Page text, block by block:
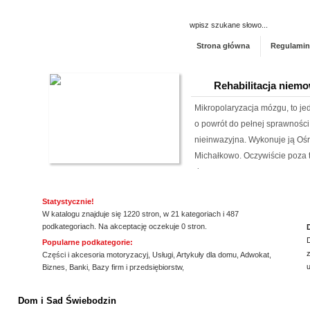
Strona główna
Rehabilitacja
Mikropolaryzacja mózgu, to
o powrót do pełnej
nieinwazyjna. Wykonuje ją
Michałkowo. Oczywiście
dopasowan...
Szpital Specjalista, to
poradnie, jak i oddział
także laserowe usuwanie
laserowa jest powszechna.
Statystycznie!
W katalogu znajduje się 1220 stron, w 21 kategoriach i 487
podkategoriach. Na akceptację oczekuje 0 stron.
Popularne podkategorie:
Części i akcesoria motoryzacyj Usługi Artykuły dla domu Adwokat
Biznes
Banki Bazy firm i przedsiębiorstw,
Dom i Sad Świebodzin